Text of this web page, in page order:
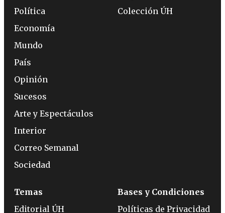
Política
Economía
Mundo
País
Opinión
Sucesos
Arte y Espectáculos
Interior
Correo Semanal
Sociedad
Colección ÚH
Temas
Editorial ÚH
Bases y Condiciones
Políticas de Privacidad